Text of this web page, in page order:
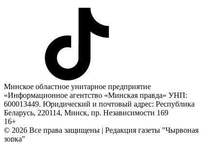
Минское областное унитарное предприятие
«Информационное агентство «Минская правда» УНП:
600013449. Юридический и почтовый адрес: Республика
Беларусь, 220114, Минск, пр. Независимости 169
16+
© 2026 Все права защищены | Редакция газеты "Чырвоная
зорка"